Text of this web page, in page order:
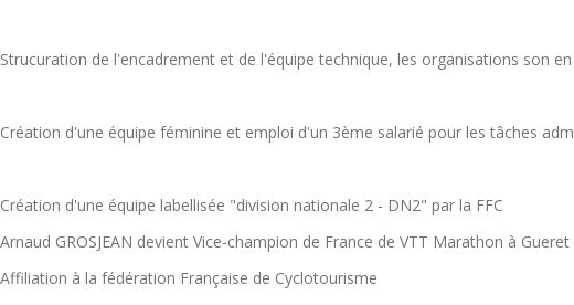
Strucuration de l'encadrement et de l'équipe technique, les organisations son
Création d'une équipe féminine et emploi d'un 3ème salarié pour les tâches
Création d'une équipe labellisée "division nationale 2 - DN2" par la FFC
Arnaud GROSJEAN devient Vice-champion de France de VTT Marathon à Gueret
Affiliation à la fédération Française de Cyclotourisme